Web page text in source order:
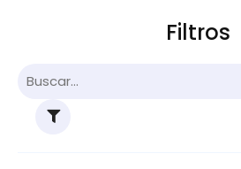
Filtros